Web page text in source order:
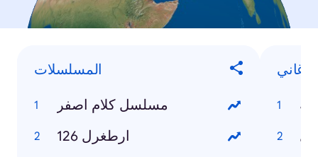
المسلسلات
مسلسل كلام اصفر
ارطغرل 126
الأغاني